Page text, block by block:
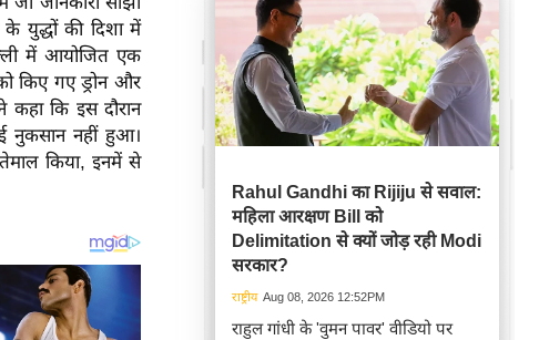
युद्धों की दिशा में
में आयोजित एक
किए गए ड्रोन और
कहा कि इस दौरान
नुकसान नहीं हुआ।
किया, इनमें से
Rahul Gandhi का Rijiju से सवाल:
महिला आरक्षण Bill को
Delimitation से क्यों जोड़ रही Modi
सरकार?
राष्ट्रीय Aug 08, 2026 12:52PM
राहुल गांधी के 'वुमन पावर' वीडियो पर